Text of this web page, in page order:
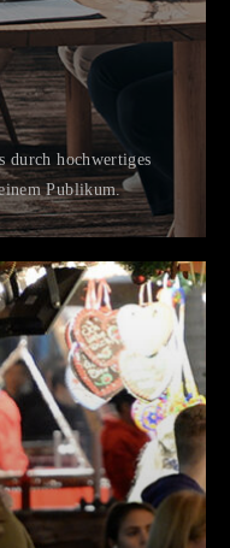
durch hochwertiges
Publikum.